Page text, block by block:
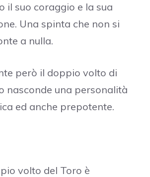
il suo coraggio e la sua
Una spinta che non si
a nulla.
però il doppio volto di
nasconde una personalità
ed anche prepotente.
volto del Toro è